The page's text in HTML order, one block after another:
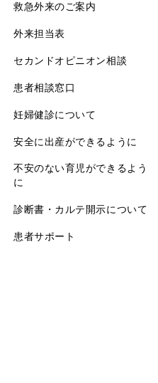
救急外来のご案内
外来担当表
セカンドオピニオン相談
患者相談窓口
妊婦健診について
安全に出産ができるように
不安のない育児ができるよう
に
診断書・カルテ開示について
患者サポート